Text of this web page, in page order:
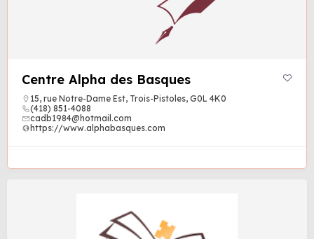
Centre Alpha des Basques
15, rue Notre-Dame Est, Trois-Pistoles, G0L 4K0
(418) 851-4088
cadb1984@hotmail.com
https://www.alphabasques.com